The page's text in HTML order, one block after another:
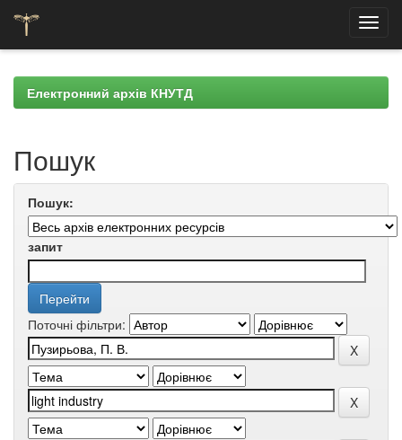
navigationЕлектронний архів КНУТД
Пошук
Пошук:
запит
Поточні фільтри: